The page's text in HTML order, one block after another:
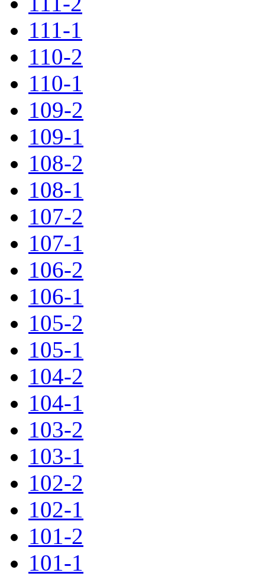
111-1
110-2
110-1
109-2
109-1
108-2
108-1
107-2
107-1
106-2
106-1
105-2
105-1
104-2
104-1
103-2
103-1
102-2
102-1
101-2
101-1